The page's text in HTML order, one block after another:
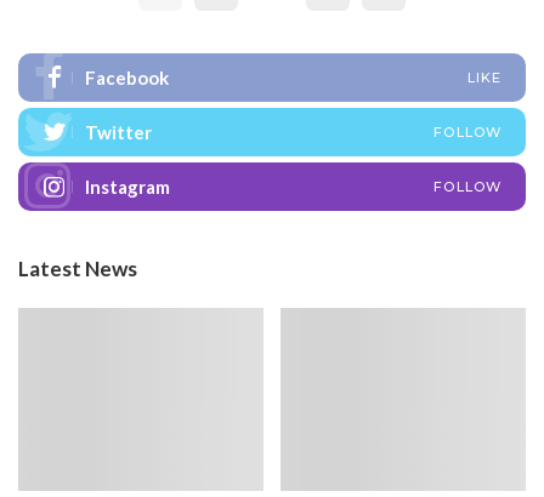
Facebook LIKE
Twitter FOLLOW
Instagram FOLLOW
Latest News